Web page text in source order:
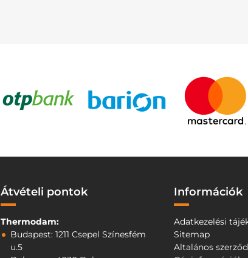
Átvételi pontok
Thermodam:
Budapest: 1211 Csepel Színesfém
u.5
Információk
Adatkezelési
Sitemap
Altalános